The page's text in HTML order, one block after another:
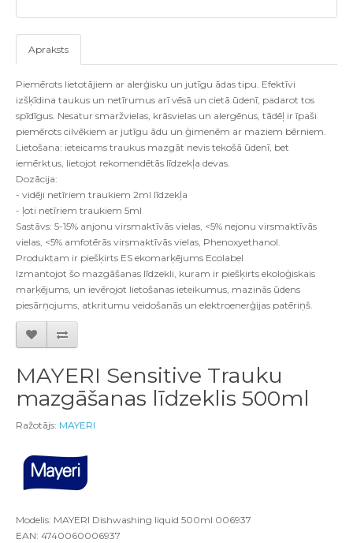
Apraksts
Piemērots lietotājiem ar alerģisku un jutīgu ādas tipu. Efektīvi
izšķīdina taukus un netīrumus arī vēsā un cietā ūdenī, padarot tos
spīdīgus. Nesatur smaržvielas, krāsvielas un alergēnus, tādēļ ir īpaši
piemērots cilvēkiem ar jutīgu ādu un ģimenēm ar maziem bērniem.
Lietošana: ieteicams traukus mazgāt nevis tekošā ūdenī, bet
iemērktus, lietojot rekomendētās līdzekļa devas.
Dozācija:
- vidēji netīriem traukiem 2ml līdzekļa
- ļoti netīriem traukiem 5ml
Sastāvs: 5-15% anjonu virsmaktīvās vielas, <5% nejonu virsmaktīvās
vielas, <5% amfotērās virsmaktīvās vielas, Phenoxyethanol.
Produktam ir piešķirts ES ekomarķējums Ecolabel
Izmantojot šo mazgāšanas līdzekli, kuram ir piešķirts ekoloģiskais
marķējums, un ievērojot lietošanas ieteikumus, mazinās ūdens
piesārņojums, atkritumu veidošanās un elektroenerģijas patēriņš.
MAYERI Sensitive Trauku
mazgāšanas līdzeklis 500ml
Ražotājs: MAYERI
Modelis: MAYERI Dishwashing liquid 500ml 006937
EAN: 4740060006937